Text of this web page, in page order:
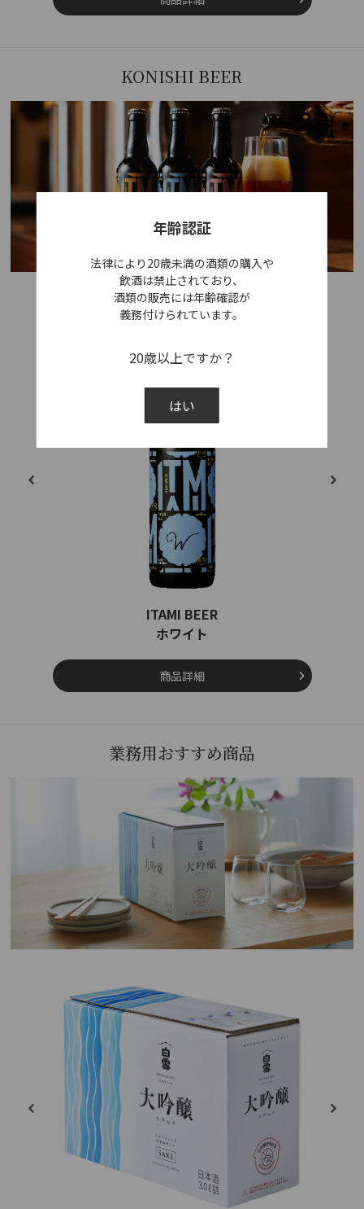
年齢認証
法律により20歳未満の酒類の購入や
飲酒は禁止されており、
酒類の販売には年齢確認が
義務付けられています。
20歳以上ですか？
はい
KONISHI BEER
KONISHI BEERブランドページ
ITAMI BEER
ホワイト
商品詳細
業務用おすすめ商品